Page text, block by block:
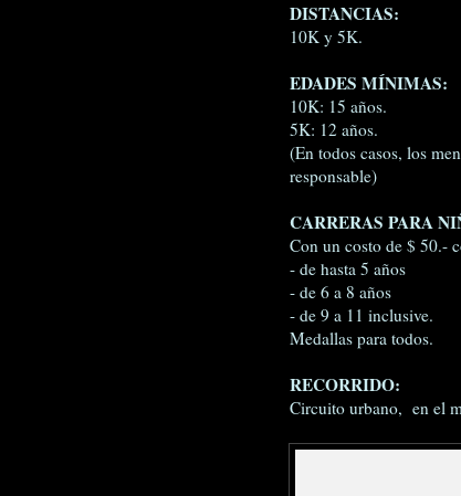
DISTANCIAS:
10K y 5K.
EDADES MÍNIMAS:
10K: 15 años.
5K: 12 años.
(En todos casos, los
responsable)
CARRERAS PARA
Con un costo de $ 50.-
- de hasta 5 años
- de 6 a 8 años
- de 9 a 11 inclusive.
Medallas para todos.
RECORRIDO:
Circuito urbano, en el